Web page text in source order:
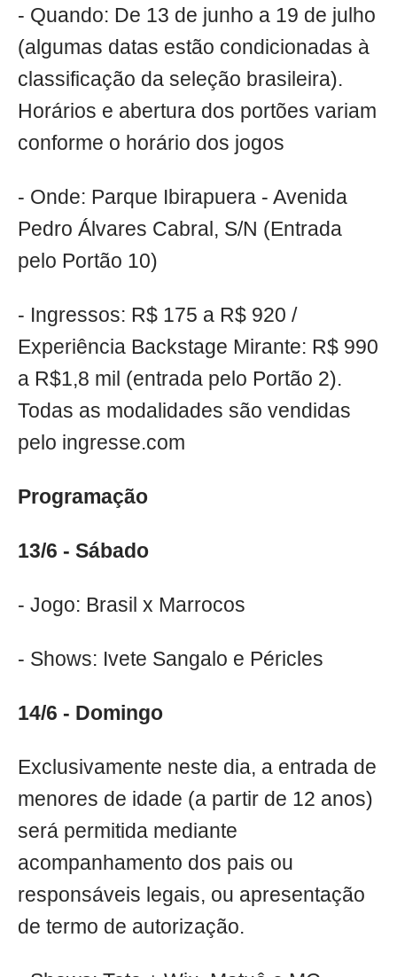
- Quando: De 13 de junho a 19 de julho
(algumas datas estão condicionadas à
classificação da seleção brasileira).
Horários e abertura dos portões variam
conforme o horário dos jogos
- Onde: Parque Ibirapuera - Avenida
Pedro Álvares Cabral, S/N (Entrada
pelo Portão 10)
- Ingressos: R$ 175 a R$ 920 /
Experiência Backstage Mirante: R$ 990
a R$1,8 mil (entrada pelo Portão 2).
Todas as modalidades são vendidas
pelo ingresse.com
Programação
13/6 - Sábado
- Jogo: Brasil x Marrocos
- Shows: Ivete Sangalo e Péricles
14/6 - Domingo
Exclusivamente neste dia, a entrada de
menores de idade (a partir de 12 anos)
será permitida mediante
acompanhamento dos pais ou
responsáveis legais, ou apresentação
de termo de autorização.